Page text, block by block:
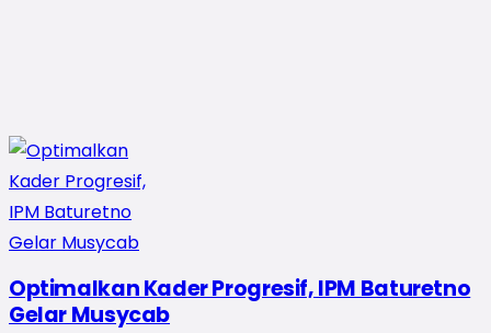
Optimalkan Kader Progresif, IPM Baturetno
Gelar Musycab